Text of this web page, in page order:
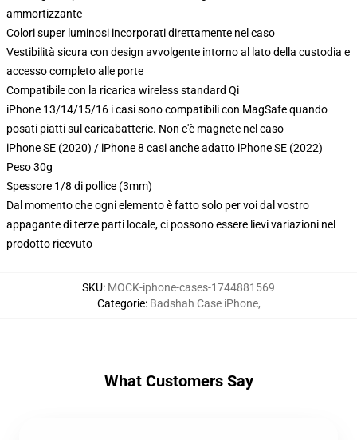
ammortizzante
Colori super luminosi incorporati direttamente nel caso
Vestibilità sicura con design avvolgente intorno al lato della custodia e
accesso completo alle porte
Compatibile con la ricarica wireless standard Qi
iPhone 13/14/15/16 i casi sono compatibili con MagSafe quando
posati piatti sul caricabatterie. Non c'è magnete nel caso
iPhone SE (2020) / iPhone 8 casi anche adatto iPhone SE (2022)
Peso 30g
Spessore 1/8 di pollice (3mm)
Dal momento che ogni elemento è fatto solo per voi dal vostro
appagante di terze parti locale, ci possono essere lievi variazioni nel
prodotto ricevuto
SKU: MOCK-iphone-cases-1744881569
Categorie: Badshah Case iPhone,
What Customers Say